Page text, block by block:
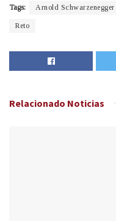
Tags: Arnold Schwarzenegger
Reto
Relacionado Noticias